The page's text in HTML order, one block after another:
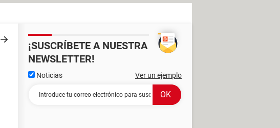
¡SUSCRÍBETE A NUESTRA
NEWSLETTER!
Noticias Ver un ejemplo